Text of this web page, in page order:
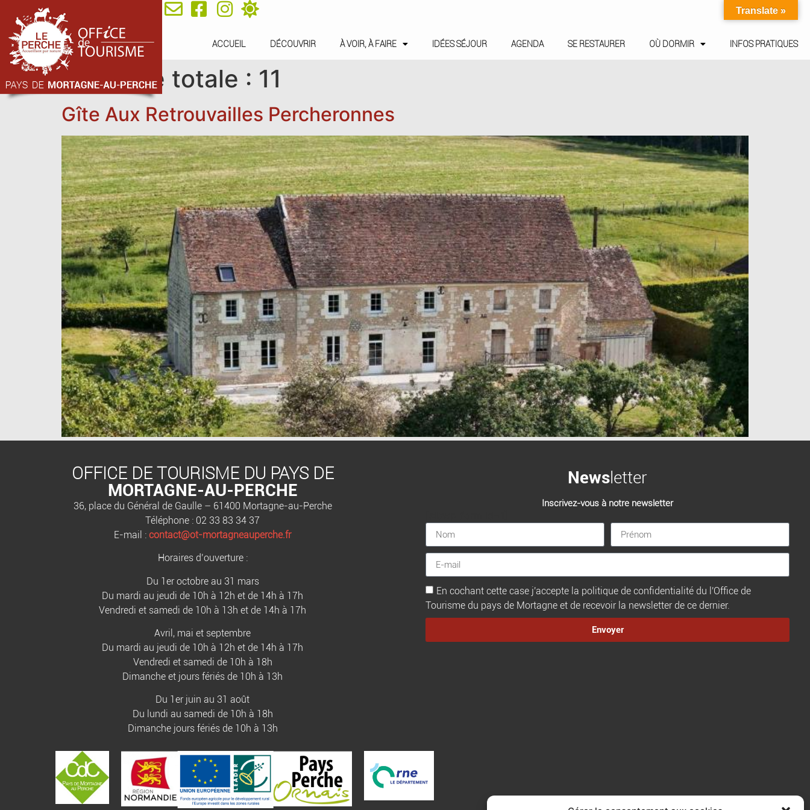
ACCUEIL DÉCOUVRIR À VOIR, À FAIRE IDÉES SÉJOUR AGENDA SE RESTAURER OÙ DORMIR INFOS PRATIQUES
Capacité totale : 11
Gîte Aux Retrouvailles Percheronnes
OFFICE DE TOURISME DU PAYS DE
MORTAGNE-AU-PERCHE
36, place du Général de Gaulle – 61400 Mortagne-au-Perche
Téléphone : 02 33 83 34 37
E-mail : contact@ot-mortagneauperche.fr
Horaires d’ouverture :
Du 1er octobre au 31 mars
Du mardi au jeudi de 10h à 12h et de 14h à 17h
Vendredi et samedi de 10h à 13h et de 14h à 17h
Avril, mai et septembre
Du mardi au jeudi de 10h à 12h et de 14h à 17h
Vendredi et samedi de 10h à 18h
Dimanche et jours fériés de 10h à 13h
Du 1er juin au 31 août
Du lundi au samedi de 10h à 18h
Dimanche jours fériés de 10h à 13h
Newsletter
Inscrivez-vous à notre newsletter
En cochant cette case j'accepte la politique de confidentialité du l'Office de
Tourisme du pays de Mortagne et de recevoir la newsletter de ce dernier.
Envoyer
Translate »